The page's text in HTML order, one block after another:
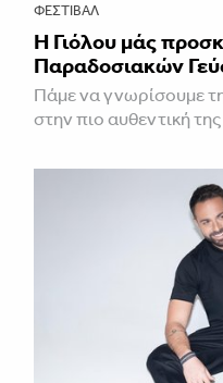
ΦΕΣΤΙΒΑΛ
Η Γιόλου μάς
Παραδοσιακών
Πάμε να γνωρίσουμε
στην πιο αυθεντική